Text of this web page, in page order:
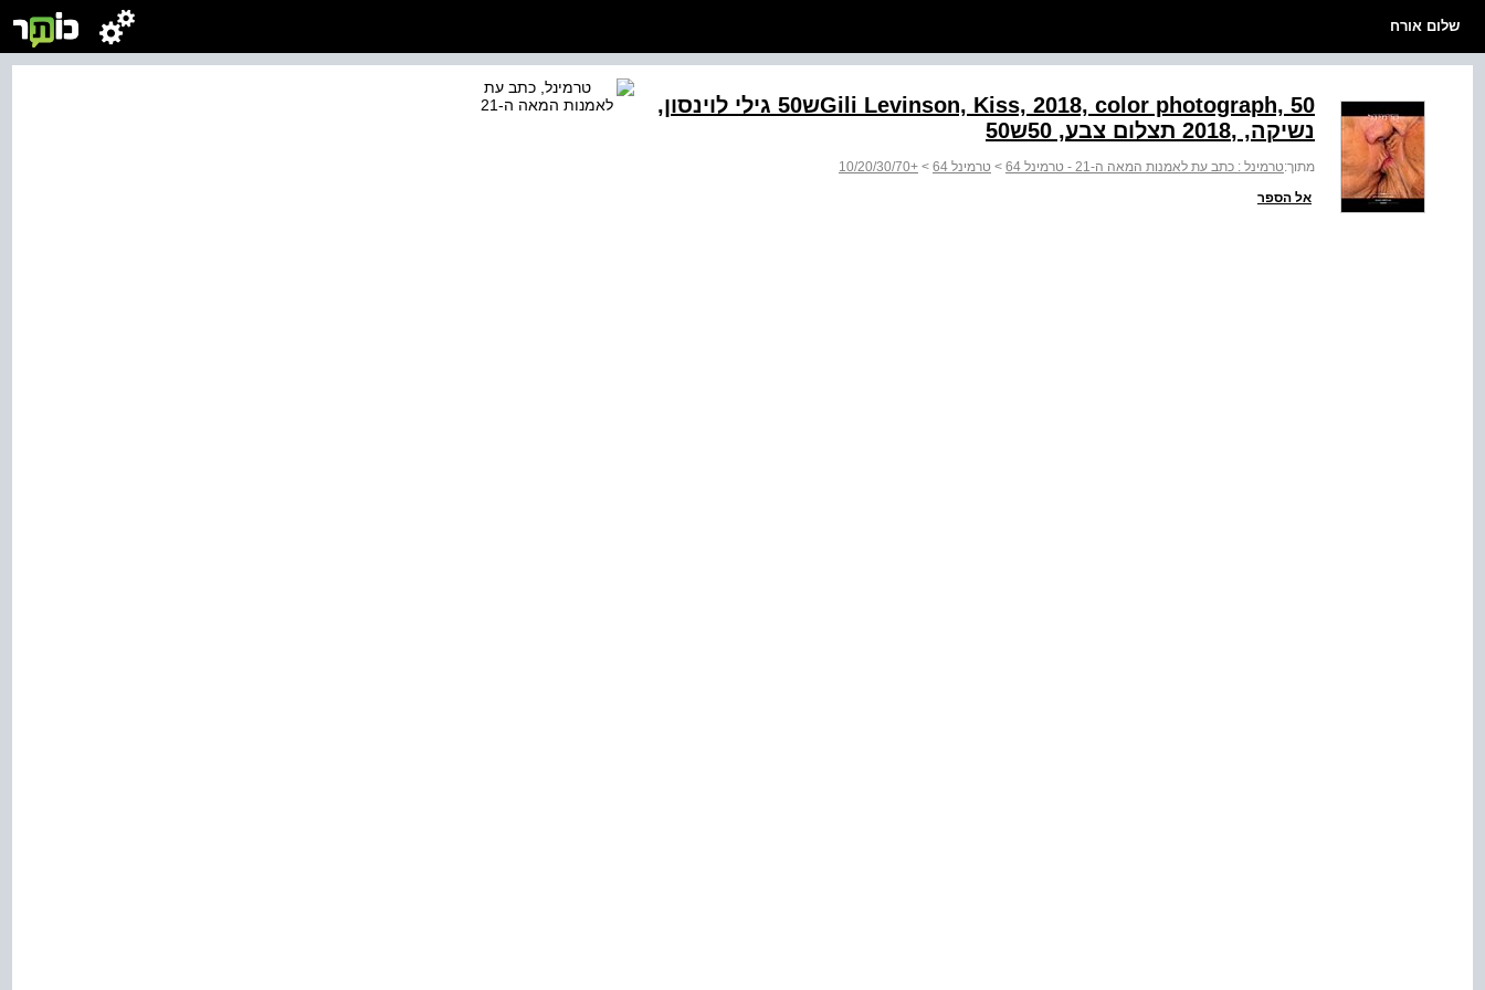
שלום אורח
Gili Levinson, Kiss, 2018, color photograph, 50ש50 גילי לוינסון,
נשיקה, ,2018 תצלום צבע, 50ש50
מתוך:טרמינל : כתב עת לאמנות המאה ה-21 - טרמינל 64 > טרמינל 64 >
+10/20/30/70
אל הספר